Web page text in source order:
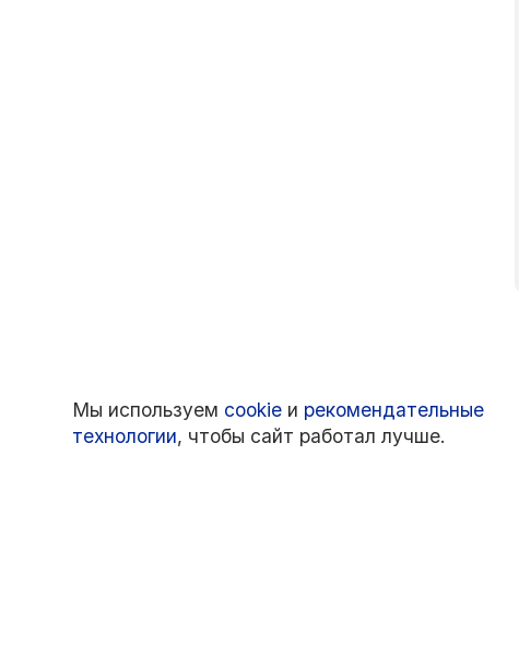
Мы используем cookie и рекомендательные
технологии, чтобы сайт работал лучше.